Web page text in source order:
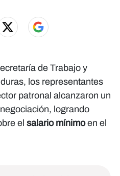
de Trabajo y
los representantes
patronal alcanzaron un
logrando
el salario mínimoen el